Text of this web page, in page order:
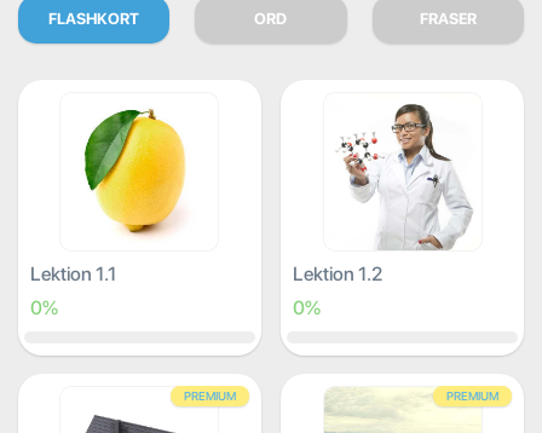
FLASHKORT ORD FRASER
Lektion 1.1
0%
Lektion 1.2
0%
PREMIUM PREMIUM